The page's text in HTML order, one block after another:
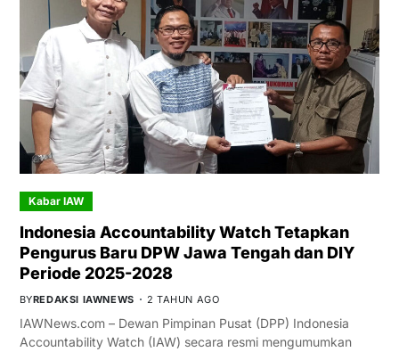
Kabar IAW
Indonesia Accountability Watch Tetapkan
Pengurus Baru DPW Jawa Tengah dan DIY
Periode 2025-2028
BYREDAKSI IAWNEWS 2 TAHUN AGO
IAWNews.com – Dewan Pimpinan Pusat (DPP) Indonesia
Accountability Watch (IAW) secara resmi mengumumkan